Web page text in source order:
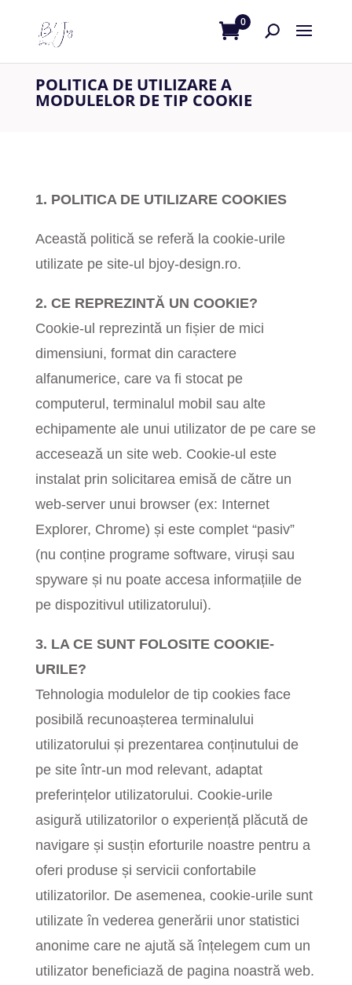
0
POLITICA DE UTILIZARE A
MODULELOR DE TIP COOKIE
1. POLITICA DE UTILIZARE COOKIES
Această politică se referă la cookie-urile
utilizate pe site-ul bjoy-design.ro.
2. CE REPREZINTĂ UN COOKIE?
Cookie-ul reprezintă un fișier de mici
dimensiuni, format din caractere
alfanumerice, care va fi stocat pe
computerul, terminalul mobil sau alte
echipamente ale unui utilizator de pe care se
accesează un site web. Cookie-ul este
instalat prin solicitarea emisă de către un
web-server unui browser (ex: Internet
Explorer, Chrome) și este complet “pasiv”
(nu conține programe software, viruși sau
spyware și nu poate accesa informațiile de
pe dispozitivul utilizatorului).
3. LA CE SUNT FOLOSITE COOKIE-
URILE?
Tehnologia modulelor de tip cookies face
posibilă recunoașterea terminalului
utilizatorului și prezentarea conținutului de
pe site într-un mod relevant, adaptat
preferințelor utilizatorului. Cookie-urile
asigură utilizatorilor o experiență plăcută de
navigare și susțin eforturile noastre pentru a
oferi produse și servicii confortabile
utilizatorilor. De asemenea, cookie-urile sunt
utilizate în vederea generării unor statistici
anonime care ne ajută să înțelegem cum un
utilizator beneficiază de pagina noastră web.